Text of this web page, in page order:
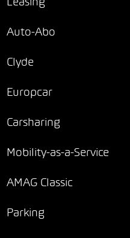
Leasing
Auto-Abo
Clyde
Europcar
Carsharing
Mobility-as-a-Service
AMAG Classic
Parking